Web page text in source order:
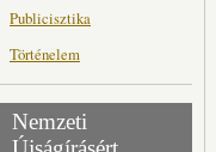
Publicisztika
Történelem
Nemzeti